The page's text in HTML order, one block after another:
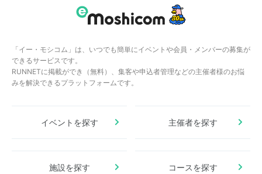
「イー・モシコム」は、いつでも簡単にイベントや会員・メンバーの募集が
できるサービスです。
RUNNETに掲載ができ（無料）、集客や申込者管理などの主催者様のお悩
みを解決できるプラットフォームです。
イベントを探す 主催者を探す
施設を探す コースを探す